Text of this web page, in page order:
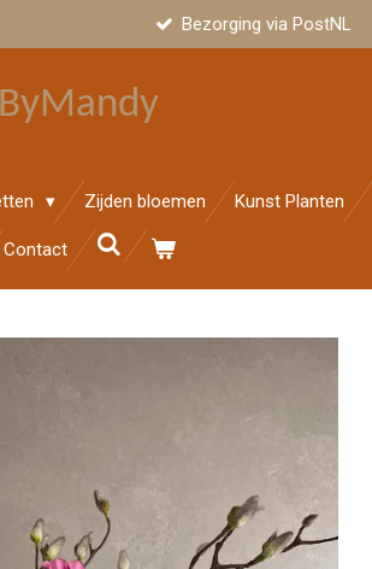
Bezorging via PostNL
Zijden bloemen Kunst Planten
Contact